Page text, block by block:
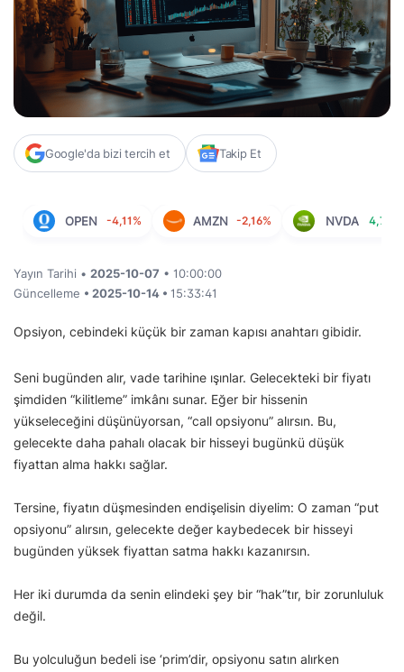
Google'da bizi tercih et Takip Et
OPEN -4,11% AMZN -2,16% NVDA 4,77%
Yayın Tarihi • 2025-10-07 • 10:00:00
Güncelleme • 2025-10-14 • 15:33:41
Opsiyon, cebindeki küçük bir zaman kapısı anahtarı gibidir.
Seni bugünden alır, vade tarihine ışınlar. Gelecekteki bir fiyatı
şimdiden “kilitleme” imkânı sunar. Eğer bir hissenin
yükseleceğini düşünüyorsan, “call opsiyonu” alırsın. Bu,
gelecekte daha pahalı olacak bir hisseyi bugünkü düşük
fiyattan alma hakkı sağlar.
Tersine, fiyatın düşmesinden endişelisin diyelim: O zaman “put
opsiyonu” alırsın, gelecekte değer kaybedecek bir hisseyi
bugünden yüksek fiyattan satma hakkı kazanırsın.
Her iki durumda da senin elindeki şey bir “hak”tır, bir zorunluluk
değil.
Bu yolculuğun bedeli ise ‘prim’dir, opsiyonu satın alırken